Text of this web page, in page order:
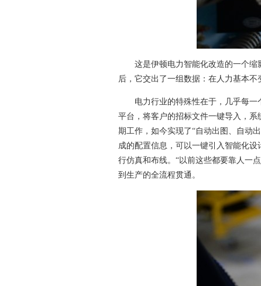
这是伊顿电力智能化改造的一个缩
后，它交出了一组数据：在人力基本不
电力行业的特殊性在于，几乎每一
平台，将客户的招标文件一键导入，系
期工作，如今实现了“自动出图、自动出
成的配置信息，可以一键引入智能化设
行仿真和布线。 “以前这些都要靠人一
到生产的全流程贯通。